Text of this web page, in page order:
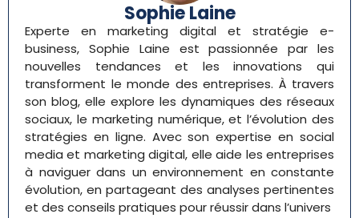
Sophie Laine
Experte en marketing digital et stratégie e-
business, Sophie Laine est passionnée par les
nouvelles tendances et les innovations qui
transforment le monde des entreprises. À travers
son blog, elle explore les dynamiques des réseaux
sociaux, le marketing numérique, et l’évolution des
stratégies en ligne. Avec son expertise en social
media et marketing digital, elle aide les entreprises
à naviguer dans un environnement en constante
évolution, en partageant des analyses pertinentes
et des conseils pratiques pour réussir dans l’univers